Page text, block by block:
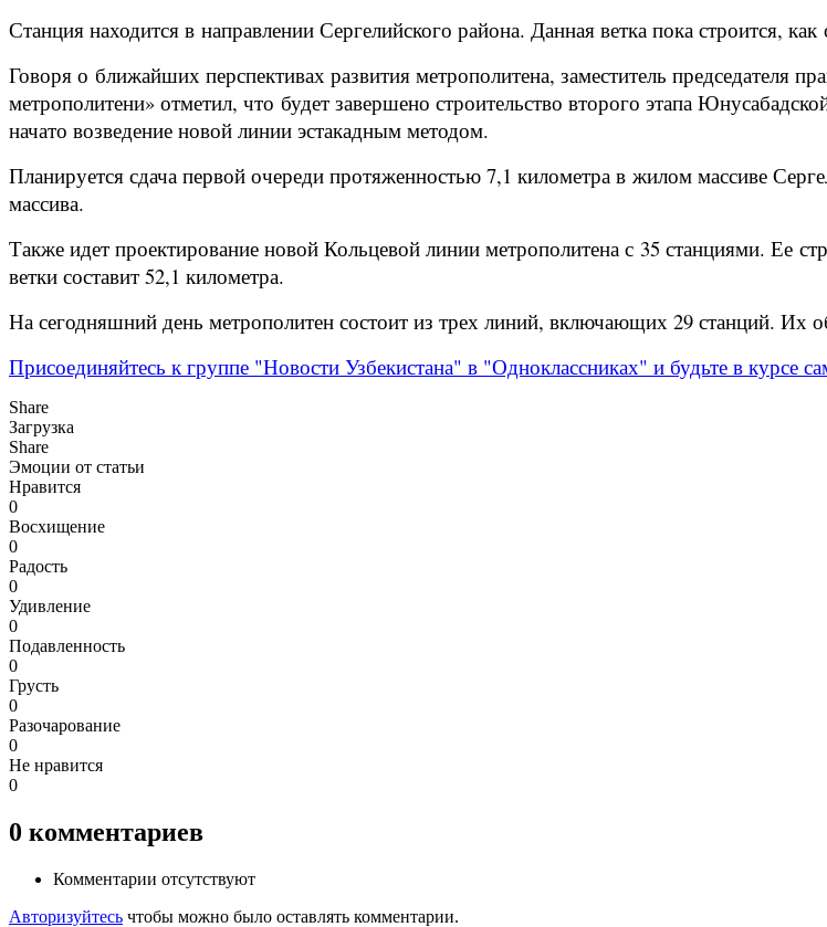
Станция находится в направлении Сергелийского района. Данная ветка пока строится,
Говоря о ближайших перспективах развития метрополитена, заместитель председателя
метрополитени» отметил, что будет завершено строительство второго этапа
начато возведение новой линии эстакадным методом.
Планируется сдача первой очереди протяженностью 7,1 километра в жилом массиве
массива.
Также идет проектирование новой Кольцевой линии метрополитена с 35 станциями. Ее
ветки составит 52,1 километра.
На сегодняшний день метрополитен состоит из трех линий, включающих 29 станций. Их
Присоединяйтесь к группе "Новости Узбекистана" в "Одноклассниках" и будьте в курсе
Share
Загрузка
Share
Эмоции от статьи
Нравится
0
Восхищение
0
Радость
0
Удивление
0
Подавленность
0
Грусть
0
Разочарование
0
Не нравится
0
0 комментариев
Комментарии отсутствуют
Авторизуйтесь чтобы можно было оставлять комментарии.